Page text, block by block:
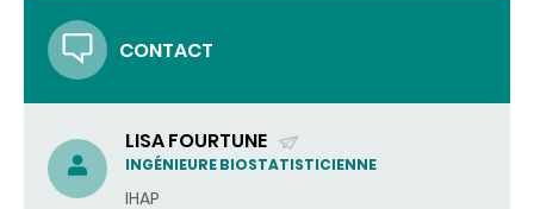
CONTACT
LISA FOURTUNE
(ENVOYER
UN
INGÉNIEURE BIOSTATISTICIENNE
IHAP